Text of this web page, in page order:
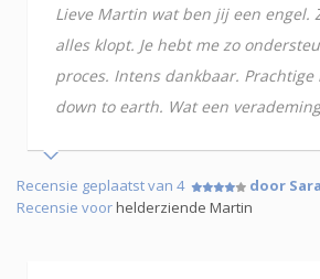
Lieve Martin wat ben jij een engel.
alles klopt. Je hebt me zo
proces. Intens dankbaar.
down to earth. Wat een
Recensie geplaatst van 4
door Sara
Recensie voorhelderziende Martin